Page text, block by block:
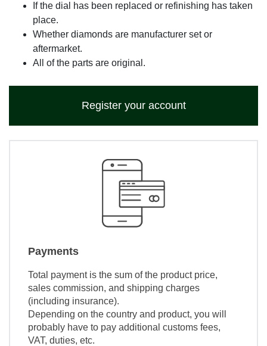
If the dial has been replaced or refinishing has taken
place.
Whether diamonds are manufacturer set or
aftermarket.
All of the parts are original.
Register your account
Payments
Total payment is the sum of the product price,
sales commission, and shipping charges
(including insurance).
Depending on the country and product, you will
probably have to pay additional customs fees,
VAT, duties, etc.